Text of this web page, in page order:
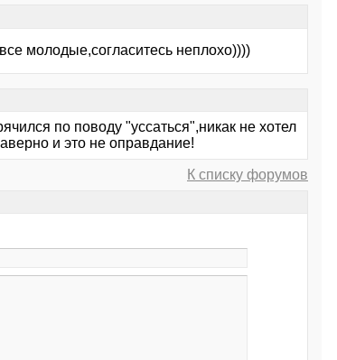
молодые,согласитесь неплохо))))
по поводу "уссаться",никак не хотел
и это не оправдание!
К списку форумов